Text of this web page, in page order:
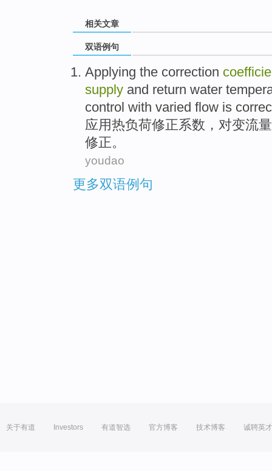
相关文章
双语例句
Applying the correction
supply and return water
control with varied flow is
应用热负荷修正系数 ，对变流量
修正。
youdao
更多双语例句
关于有道 Investors 有道智选 官方博客 技术博客 诚聘英才